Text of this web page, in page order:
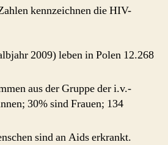
kennzeichnen die HIV-
2009) leben in Polen 12.268
aus der Gruppe der i.v.-
30% sind Frauen; 134
sind an Aids erkrankt.